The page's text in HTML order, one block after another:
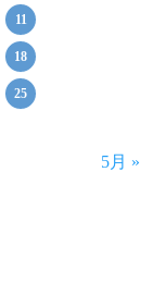
11
18
25
5月 »